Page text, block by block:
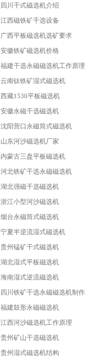
四川干式磁选机介绍
江西磁铁矿干选设备
广西平板磁选机选矿要求
安徽铁矿磁选机价格
福建干选永磁磁选机工作原理
云南钛铁矿湿式磁选机
西藏1530平板磁选机
安徽永磁干选磁选机
沈阳营口永磁筒式磁选机
山东河沙磁选机厂家
内蒙古三盘平板磁选机
河北铁矿干选永磁磁选机
湖北强磁干选磁选机
浙江小型河沙磁选机
烟台永磁筒式磁选机
宁夏半逆流湿式磁选机
贵州锰矿干式磁选机
湖北湿式平板磁选机
海南湿式逆流磁选机
四川铁矿干选永磁磁选机制作
福建鼓形永磁磁选机
江西河沙磁选机工作原理
贵州矿山干选磁选机
贵州湿式磁选机结构